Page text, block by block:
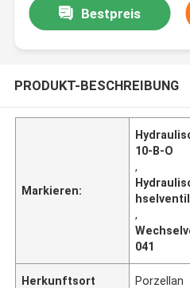
Bestpreis
PRODUKT-BESCHREIBUNG
Markieren:
10-B-O
,
hselventil
,
041
Herkunftsort Porzellan